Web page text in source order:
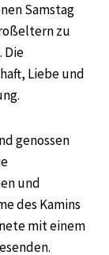
Samstag
zu
Die
Liebe und
genossen
und
des Kamins
mit einem